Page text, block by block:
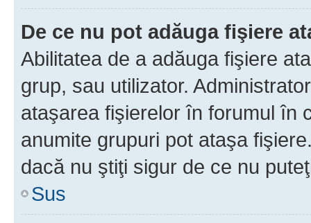
De ce nu pot adăuga fişiere
Abilitatea de a adăuga fişiere
grup, sau utilizator.
ataşarea fişierelor în forumul în
anumite grupuri pot ataşa
dacă nu ştiţi sigur de ce nu
Sus